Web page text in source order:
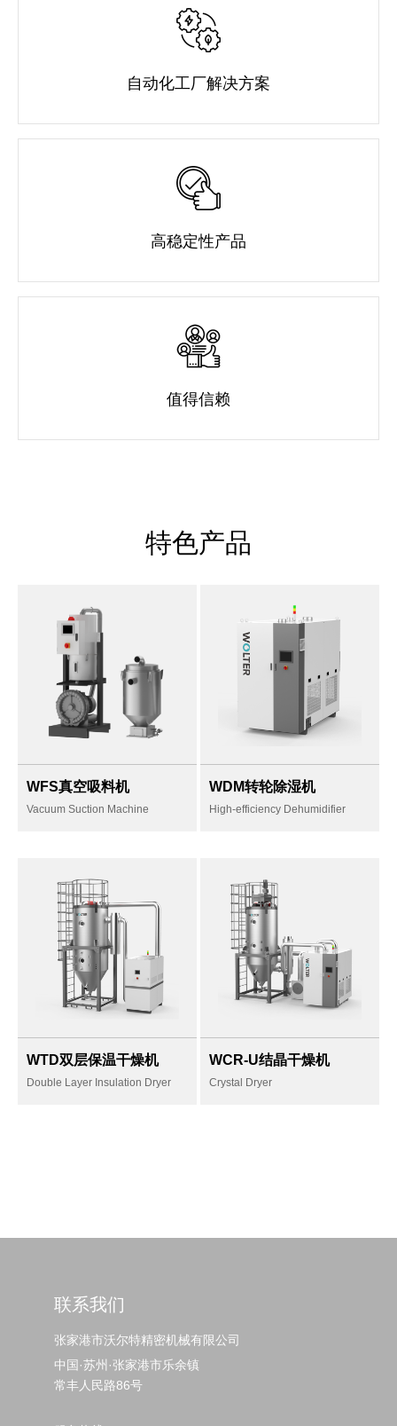
自动化工厂解决方案
高稳定性产品
值得信赖
特色产品
WFS真空吸料机
Vacuum Suction Machine
安全简便的分体式设
无铁化处理，防污染
专为颗粒料设计
WDM转轮除湿机
High-efficiency Dehumidifier
提供稳定的低露点，
20ppm.Max
低风阻，强劲风速满
足快速干燥，高效吸
WTD双层保温干燥机
Double Layer Insulation Dryer
换热再利用，高效节
均匀干燥
独特的流体力学结构
设计
WCR-U结晶干燥机
Crystal Dryer
联系我们
张家港市沃尔特精密机械有限公司
中国·苏州·张家港市乐余镇
常丰人民路86号